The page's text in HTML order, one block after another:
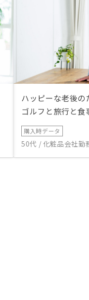
ハッピーな老後の
ゴルフと旅行と
購入時データ
50代 / 化粧品会社勤